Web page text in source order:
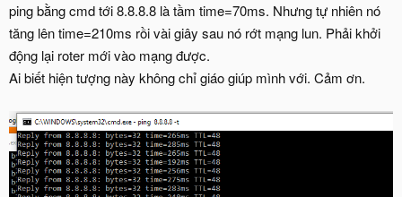
ping bằng cmd tới 8.8.8.8 là tầm time=70ms. Nhưng tự nhiên nó
tăng lên time=210ms rồi vài giây sau nó rớt mạng lun. Phải khởi
động lại roter mới vào mạng được.
Ai biết hiện tượng này không chỉ giáo giúp mình với. Cảm ơn.